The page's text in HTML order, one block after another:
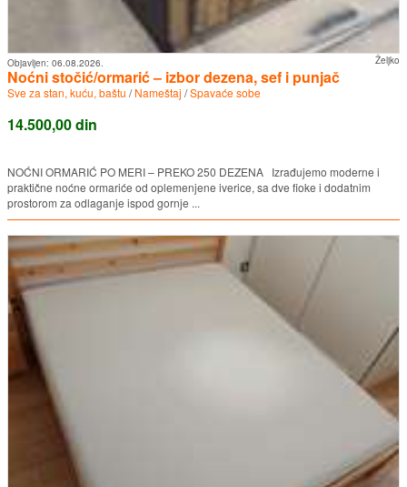
Željko
Objavljen: 06.08.2026.
Noćni stočić/ormarić – izbor dezena, sef i punjač
Sve za stan, kuću, baštu /Nameštaj /Spavaće sobe
14.500,00 din
NOĆNI ORMARIĆ PO MERI – PREKO 250 DEZENA Izrađujemo moderne i
praktične noćne ormariće od oplemenjene iverice, sa dve fioke i dodatnim
prostorom za odlaganje ispod gornje ...